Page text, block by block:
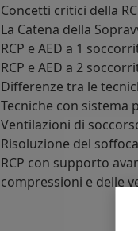
Concetti critici della
La Catena della
RCP e AED a 1
RCP e AED a 2
Differenze tra le
Tecniche con sistema
Ventilazioni di
Risoluzione del
RCP con supporto
compressioni e delle